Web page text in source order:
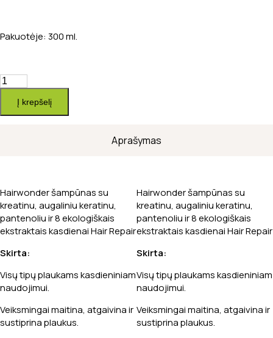
Pakuotėje: 300 ml.
produkto
kiekis:
Švelnus
šampūnas
Hair
Repair,
300
ml
Į krepšelį
Aprašymas
Hairwonder šampūnas su
kreatinu, augaliniu keratinu,
pantenoliu ir 8 ekologiškais
ekstraktais kasdienai Hair Repair
Skirta:
Visų tipų plaukams kasdieniniam
naudojimui.
Veiksmingai maitina, atgaivina ir
sustiprina plaukus.
Hairwonder šampūnas su
kreatinu, augaliniu keratinu,
pantenoliu ir 8 ekologiškais
ekstraktais kasdienai Hair Repair
Skirta:
Visų tipų plaukams kasdieniniam
naudojimui.
Veiksmingai maitina, atgaivina ir
sustiprina plaukus.